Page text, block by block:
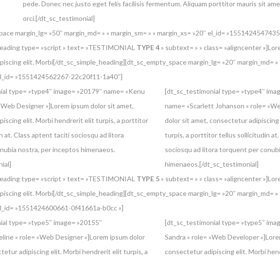
pede. Donec nec justo eget felis facilisis fermentum. Aliquam porttitor mauris sit
orci.[/dt_sc_testimonial]
margin_lg= »50″ margin_md= » » margin_sm= » » margin_xs= »20″ el_id=
type= »script » text= »TESTIMONIAL TYPE 4» subtext= » » class= »aligncenter
elit. Morbi[/dt_sc_simple_heading][dt_sc_empty_space margin_lg= »20″ margin_md= »
»1551424562267-22c20f11-1a40″]
type= »type4″ image= »20179″ name= »Kenu
Designer »]Lorem ipsum dolor sit amet,
elit. Morbi hendrerit elit turpis, a porttitor
at. Class aptent taciti sociosqu ad litora
nostra, per inceptos himenaeos.
[dt_sc_testimonial type= »type4″
name= »Scarlett Johanson » role=
dolor sit amet, consectetur
turpis, a porttitor tellus sollicitudin
sociosqu ad litora torquent per
himenaeos.[/dt_sc_testimonial]
type= »script » text= »TESTIMONIAL TYPE 5» subtext= » » class= »aligncenter
elit. Morbi[/dt_sc_simple_heading][dt_sc_empty_space margin_lg= »20″ margin_md= »
»1551424600661-0f41661a-b0cc »]
type= »type5″ image= »20155″
» role= »Web Designer »]Lorem ipsum dolor
adipiscing elit. Morbi hendrerit elit turpis, a
[dt_sc_testimonial type= »type5″
Sandra » role= »Web Developer
consectetur adipiscing elit. Morbi